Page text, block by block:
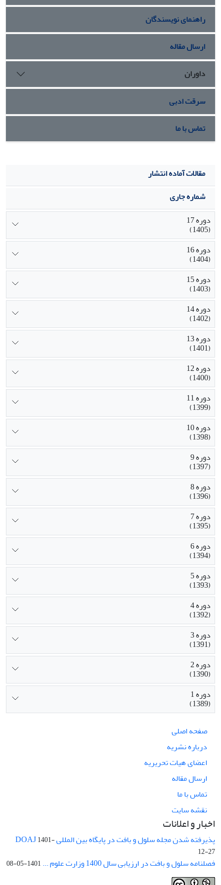
تاثیر است و احتمالا اثر ضد سرطانی خود را از طریق القا مرگ
سلولی اعمال می‫کند.
راهنمای نویسندگان
ارسال مقاله
داوران
سرقت ادبی
تماس با ما
مقالات آماده انتشار
شماره جاری
دوره 17
(1405)
دوره 16
(1404)
دوره 15
(1403)
دوره 14
(1402)
دوره 13
(1401)
دوره 12
(1400)
دوره 11
(1399)
دوره 10
(1398)
دوره 9
(1397)
دوره 8
(1396)
دوره 7
(1395)
دوره 6
(1394)
دوره 5
(1393)
دوره 4
(1392)
دوره 3
(1391)
دوره 2
(1390)
دوره 1
(1389)
صفحه اصلی
درباره نشریه
اعضای هیات تحریریه
ارسال مقاله
تماس با ما
نقشه سایت
اخبار و اعلانات
پذیرفته شدن مجله سلول و بافت در پایگاه بین المللی DOAJ1401-
12-27
فصلنامه سلول و بافت در ارزیابی سال 1400 وزارت علوم ... 1401-05-08